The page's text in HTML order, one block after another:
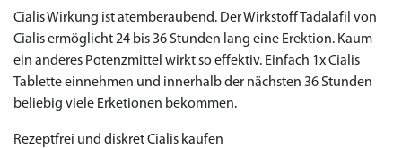
Cialis Wirkung ist atemberaubend. Der Wirkstoff Tadalafil von
Cialis ermöglicht 24 bis 36 Stunden lang eine Erektion. Kaum
ein anderes Potenzmittel wirkt so effektiv. Einfach 1x Cialis
Tablette einnehmen und innerhalb der nächsten 36 Stunden
beliebig viele Erketionen bekommen.
Rezeptfrei und diskret Cialis kaufen